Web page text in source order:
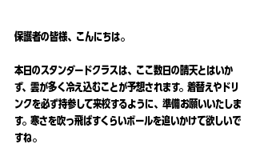
保護者の皆様、こんにちは。
本日のスタンダードクラスは、ここ数日の晴天とはいか
ず、雲が多く冷え込むことが予想されます。着替えやドリ
ンクを必ず持参して来校するように、準備お願いいたしま
す。寒さを吹っ飛ばすくらいボールを追いかけて欲しいで
すね。